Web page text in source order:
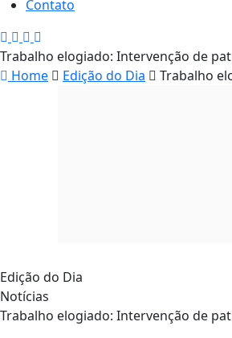
Contato
Trabalho elogiado: Intervenção de
Home
Edição do Dia Trabalho
Edição do Dia
Notícias
Trabalho elogiado: Intervenção de